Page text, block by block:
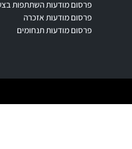
פרסום מודעות השתתפות
פרסום מודעות אזכרה
פרסום מודעות תנחומים